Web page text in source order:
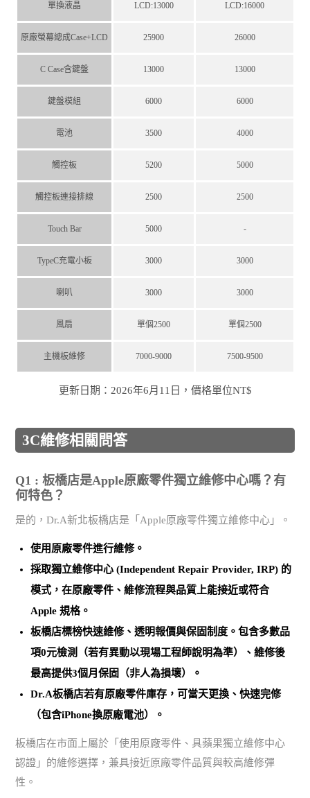
單換液晶 LCD:13000 LCD:16000
原廠螢幕總成Case+LCD 25900 26000
C Case含鍵盤 13000 13000
鍵盤模組 6000 6000
電池 3500 4000
觸控板 5200 5000
觸控板連接排線 2500 2500
Touch Bar 5000 -
TypeC充電小板 3000 3000
喇叭 3000 3000
風扇 單個2500 單個2500
主機板維修 7000-9000 7500-9500
更新日期：2026年6月11日，價格單位NT$
3C維修相關問答
Q1 : 板橋店是Apple原廠零件獨立維修中心嗎？有
何特色？
是的，Dr.A新北板橋店是「Apple原廠零件獨立維修中心」。
使用原廠零件進行維修。
採取獨立維修中心 (Independent Repair Provider, IRP) 的
模式，在原廠零件、維修流程與品質上能接近或符合
Apple 規格。
板橋店標榜快速維修、透明報價與保固制度 。包含多數品
項0元檢測（若有異動以現場工程師說明為準）、維修後
最高提供3個月保固（非人為損壞）。
Dr.A板橋店若有原廠零件庫存，可當天更換、快速完修
（包含iPhone換原廠電池）。
板橋店在市面上屬於「使用原廠零件、具蘋果獨立維修中心
認證」的維修選擇，兼具接近原廠零件品質與較高維修彈
性。